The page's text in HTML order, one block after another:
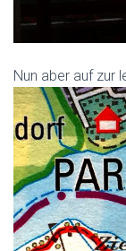
Nun aber auf zur